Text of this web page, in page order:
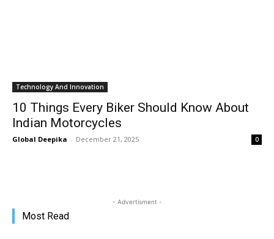
Technology And Innovation
10 Things Every Biker Should Know About
Indian Motorcycles
Global Deepika - December 21, 2025 0
- Advertisment -
Most Read